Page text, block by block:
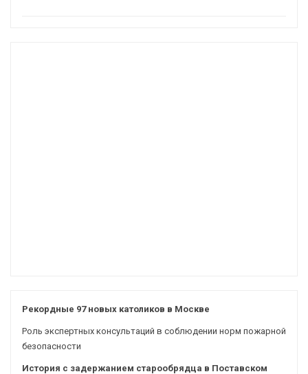
Рекордные 97 новых католиков в Москве
Роль экспертных консультаций в соблюдении норм пожарной
безопасности
История с задержанием старообрядца в Поставском